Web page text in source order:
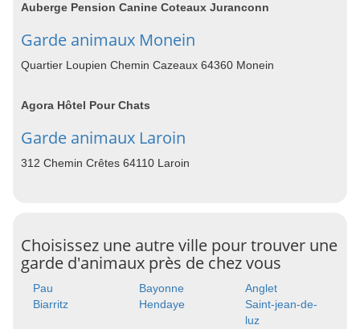
Auberge Pension Canine Coteaux Juranconn
Garde animaux Monein
Quartier Loupien Chemin Cazeaux 64360 Monein
Agora Hôtel Pour Chats
Garde animaux Laroin
312 Chemin Crêtes 64110 Laroin
Choisissez une autre ville pour trouver une
garde d'animaux près de chez vous
Pau Bayonne
Anglet
Biarritz
Hendaye
Saint-jean-de-
luz